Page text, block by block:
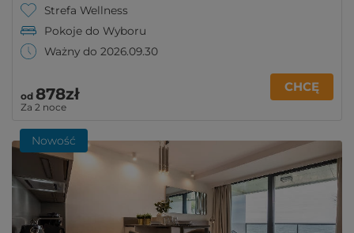
Strefa Wellness
Pokoje do Wyboru
Ważny do 2026.09.30
od 878zł
Za 2 noce
CHCĘ
Nowość